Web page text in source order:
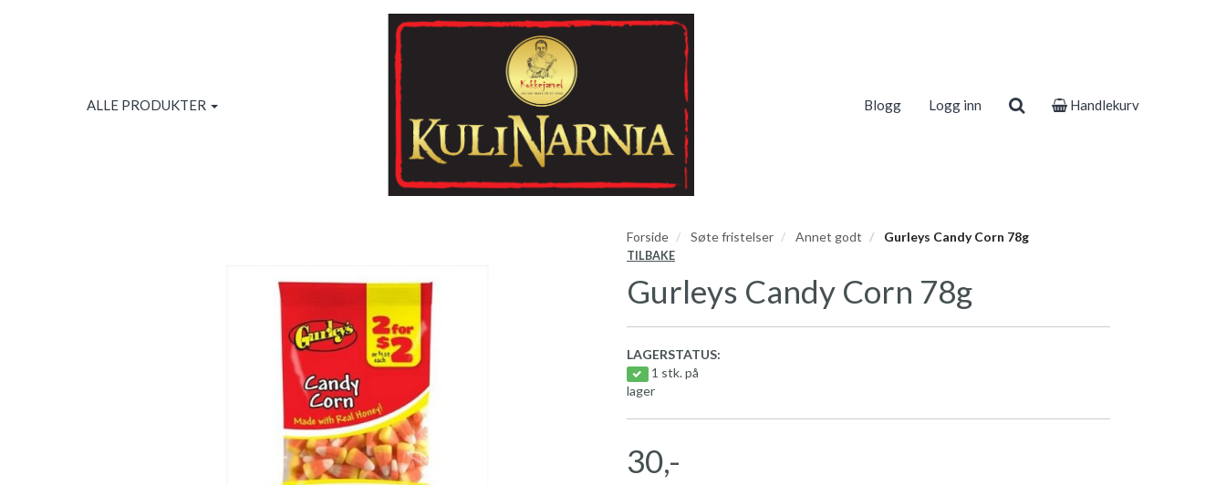
ALLE PRODUKTER Blogg Logg inn Handlekurv
Forside Søte fristelser Annet godt Gurleys Candy Corn 78g
TILBAKE
Gurleys Candy Corn 78g
LAGERSTATUS:
1 stk. på
lager
30,-